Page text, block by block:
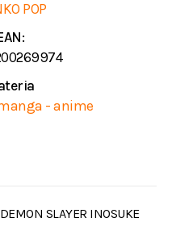
POP
- anime
SLAYER INOSUKE